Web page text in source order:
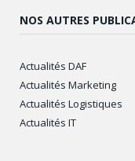
NOS AUTRES
Actualités DAF
Actualités Marketing
Actualités Logistiques
Actualités IT